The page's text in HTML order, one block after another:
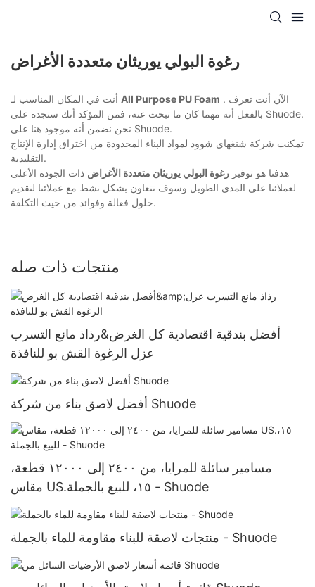
رغوة البولي يوريثان متعددة الأغراض
All Purpose PU Foam . الآن أنت تعرف
بالفعل أنه مهما كان ما تبحث عنه، فمن المؤكد أنك ستجده على Shuode.
نحن نضمن أنه موجود هنا على Shuode.
تمكنت شركة شنغهاي شوود لمواد البناء المحدودة من اختراق إدارة الإنتاج
التقليدية.
هدفنا هو توفير رغوة البولي يوريثان متعددة الأغراض ذات الجودة الأعلى
لعملائنا على المدى الطويل وسوف نتعاون بشكل نشط مع عملائنا لتقديم
حلول فعالة وفوائد من حيث التكلفة.
منتجات ذات صله
أفضل بندقية اقتصادية كل الغرض&رذاذ مانع التسرب
عزل الرغوة القش بو للنافذة
أفضل لاصق بناء من شركة Shuode
مسامير سائلة للمرايا، من ٢٤٠٠ إلى ١٢٠٠٠ قطعة،
مقاس US.١٥، للبيع بالجملة - Shuode
منتجات لاصقة للبناء مقاومة للماء بالجملة - Shuode